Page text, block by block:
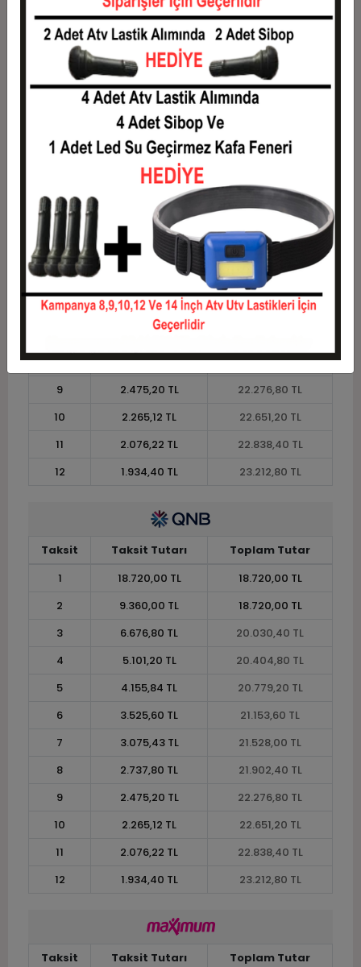
2.265,12 TL
22.651,20 TL
11
2.076,22 TL
22.838,40 TL
1.934,40 TL 23.212,80 TL
Taksit Taksit Tutarı
Toplam Tutar
18.720,00 TL
2
9.360,00 TL
18.720,00 TL
3
6.676,80 TL
20.030,40 TL
4
5.101,20 TL
20.404,80 TL
5
20.779,20 TL
6
3.525,60 TL
21.153,60 TL
3.075,43 TL
8
2.737,80 TL
21.902,40 TL
9
2.475,20 TL
22.276,80 TL
10
2.265,12 TL
22.651,20 TL
11
2.076,22 TL
22.838,40 TL
12
1.934,40 TL 23.212,80 TL
Taksit Taksit Tutarı
Toplam Tutar
1
18.720,00 TL
18.720,00 TL
2
9.360,00 TL
18.720,00 TL
3
6.676,80 TL
20.030,40 TL
4
5.101,20 TL
20.404,80 TL
5
4.155,84 TL
20.779,20 TL
6
3.525,60 TL
21.153,60 TL
7
3.075,43 TL
21.528,00 TL
8
2.737,80 TL
21.902,40 TL
9
2.475,20 TL
22.276,80 TL
10
2.265,12 TL
22.651,20 TL
11
2.076,22 TL
22.838,40 TL
12
1.934,40 TL 23.212,80 TL
Taksit Taksit Tutarı Toplam Tutar